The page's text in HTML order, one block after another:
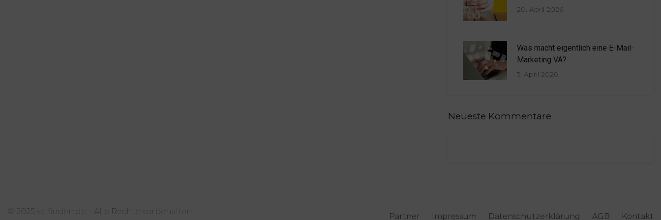
20. April 2026
Was macht eigentlich eine E-Mail-
Marketing VA?
5. April 2026
Neueste Kommentare
© 2025 va-finden.de – Alle Rechte vorbehalten.
Partner Impressum Datenschutzerklärung AGB Kontakt